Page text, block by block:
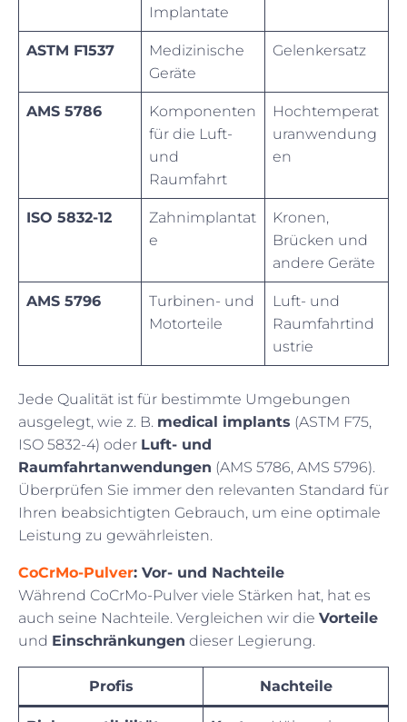
Implantate
ASTM F1537
Medizinische
Geräte
Gelenkersatz
AMS 5786
Komponenten
für die Luft-
und
Raumfahrt
Hochtemperat
uranwendung
en
ISO 5832-12
Zahnimplantat
e
Kronen,
Brücken und
andere Geräte
AMS 5796
Turbinen- und
Motorteile
Luft- und
Raumfahrtind
ustrie
Jede Qualität ist für bestimmte Umgebungen
ausgelegt, wie z. B. medical implants (ASTM F75,
ISO 5832-4) oder Luft- und
Raumfahrtanwendungen (AMS 5786, AMS 5796).
Überprüfen Sie immer den relevanten Standard für
Ihren beabsichtigten Gebrauch, um eine optimale
Leistung zu gewährleisten.
CoCrMo-Pulver: Vor- und Nachteile
Während CoCrMo-Pulver viele Stärken hat, hat es
auch seine Nachteile. Vergleichen wir die Vorteile
und Einschränkungen dieser Legierung.
Profis Nachteile